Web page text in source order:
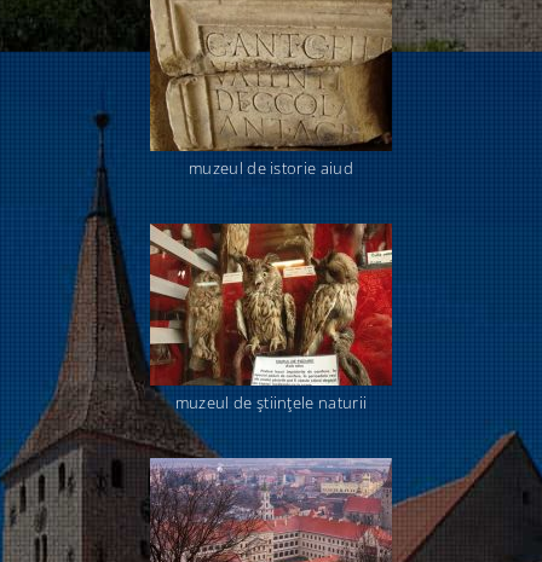
muzeul de istorie aiud
muzeul de ştiinţele naturii